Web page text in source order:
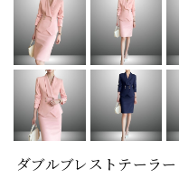
ダブルブレストテーラ